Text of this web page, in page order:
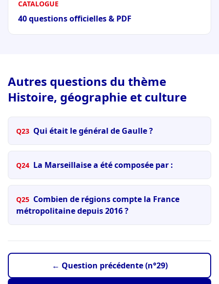
CATALOGUE
40 questions officielles & PDF
Autres questions du thème
Histoire, géographie et culture
Q23 Qui était le général de Gaulle ?
Q24 La Marseillaise a été composée par :
Q25 Combien de régions compte la France
métropolitaine depuis 2016 ?
← Question précédente (n°29)